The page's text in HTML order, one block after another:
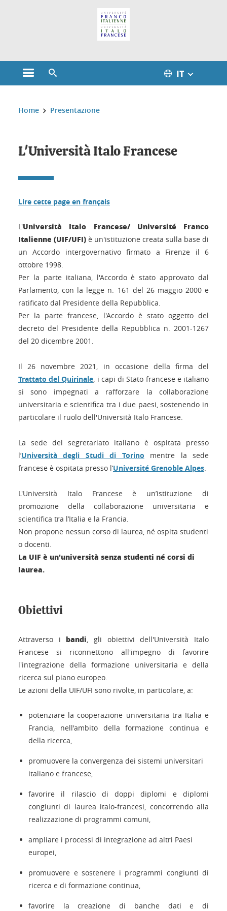
Aprire il menu principale IT
Sei qui:
Home Presentazione
L'Università Italo Francese
Lire cette page en français
L'Università Italo Francese/ Université Franco
Italienne (UIF/UFI) è un'istituzione creata sulla base di
un Accordo intergovernativo firmato a Firenze il 6
ottobre 1998.
Per la parte italiana, l'Accordo è stato approvato dal
Parlamento, con la legge n. 161 del 26 maggio 2000 e
ratificato dal Presidente della Repubblica.
Per la parte francese, l'Accordo è stato oggetto del
decreto del Presidente della Repubblica n. 2001-1267
del 20 dicembre 2001.
Il 26 novembre 2021, in occasione della firma del
Trattato del Quirinale, i capi di Stato francese e italiano
si sono impegnati a rafforzare la collaborazione
universitaria e scientifica tra i due paesi, sostenendo in
particolare il ruolo dell'Università Italo Francese.
La sede del segretariato italiano è ospitata presso
l’Università degli Studi di Torino mentre la sede
francese è ospitata presso l’Université Grenoble Alpes.
L'Università Italo Francese è un’istituzione di
promozione della collaborazione universitaria e
scientifica tra l’Italia e la Francia.
Non propone nessun corso di laurea, né ospita studenti
o docenti.
La UIF è un'università senza studenti né corsi di
laurea.
Obiettivi
Attraverso i bandi, gli obiettivi dell'Università Italo
Francese si riconnettono all'impegno di favorire
l'integrazione della formazione universitaria e della
ricerca sul piano europeo.
Le azioni della UIF/UFI sono rivolte, in particolare, a:
potenziare la cooperazione universitaria tra Italia e
Francia, nell'ambito della formazione continua e
della ricerca,
promuovere la convergenza dei sistemi universitari
italiano e francese,
favorire il rilascio di doppi diplomi e diplomi
congiunti di laurea italo-francesi, concorrendo alla
realizzazione di programmi comuni,
ampliare i processi di integrazione ad altri Paesi
europei,
promuovere e sostenere i programmi congiunti di
ricerca e di formazione continua,
favorire la creazione di banche dati e di